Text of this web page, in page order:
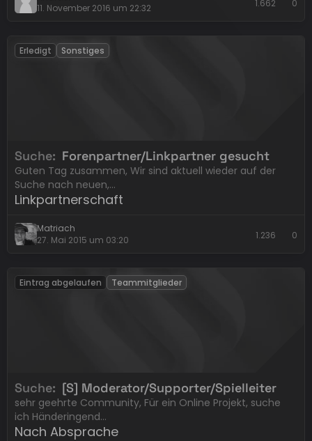
11. November 2016 um 22:32
1.662 0
Erledigt Sonstiges
Suche Forenpartner/Linkpartner gesucht
Guten Tag zusammen, Wir sind aktuell wieder auf der
Suche nach neuen,…
Linkpartnerschaft
Matriach
27. Mai 2015 um 03:20
1.236 0
Eintrag abgelaufen Teammitglieder
Suche [S] Moderator/Supporter/Spielleiter
sehr geehrte Community, Für ein Online Projekt, suche
ich Händeringend…
Nach Absprache